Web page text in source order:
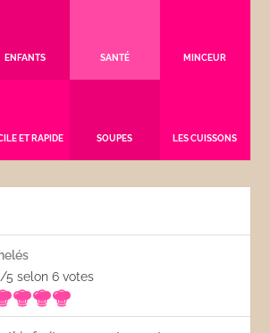
ENFANTS SANTÉ MINCEUR
ET RAPIDE SOUPES LES CUISSONS
/5 selon 6votes